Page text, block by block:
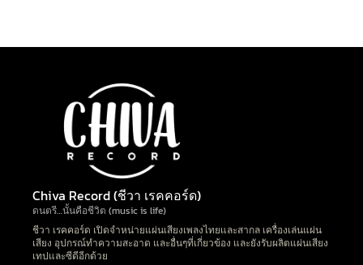
Chiva Record (ชีวา เรคคอร์ด)
ดนตรี…นั้นคือชีวิต (music is life)
ชีวา เรคคอร์ด เปิดจำหน่ายแผ่นเสียงเพลงไทยและสากล เครื่องเล่นแผ่น
เสียง อุปกรณ์ทำความสะอาด และอื่นๆที่เกี่ยวข้อง และยังรับผลิตแผ่นเสียง
เทปและซีดีอีกด้วย